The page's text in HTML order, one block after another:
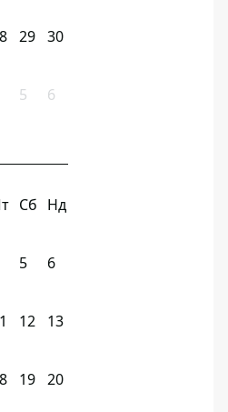
29 30
5 6
Сб Нд
5 6
12 13
19 20